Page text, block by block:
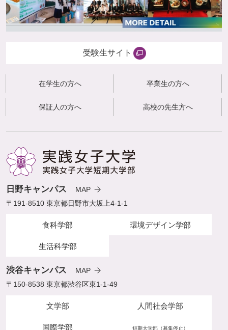
受験生サイト
在学生の方へ 卒業生の方へ
保証人の方へ 高校の先生方へ
日野キャンパス
MAP
〒191-8510 東京都日野市大坂上4-1-1
食科学部 環境デザイン学部
生活科学部
渋谷キャンパス
MAP
〒150-8538 東京都渋谷区東1-1-49
文学部 人間社会学部
国際学部 短期大学部（募集停止）